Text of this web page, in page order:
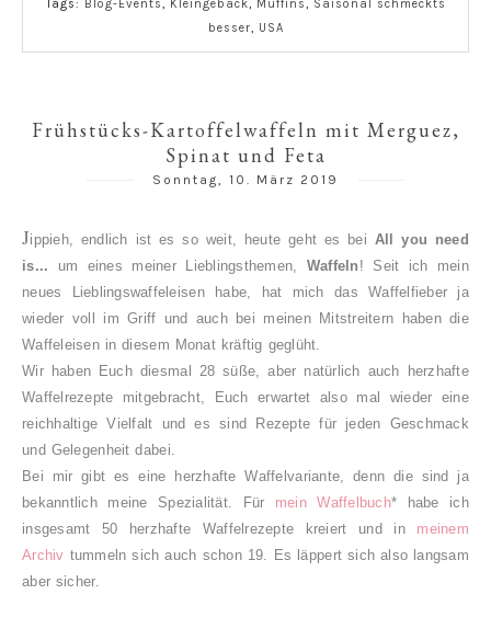
Tags: Blog-Events, Kleingebäck, Muffins, Saisonal schmeckts
besser, USA
Frühstücks-Kartoffelwaffeln mit Merguez,
Spinat und Feta
Sonntag, 10. März 2019
Jippieh, endlich ist es so weit, heute geht es bei All you need
is... um eines meiner Lieblingsthemen, Waffeln ! Seit ich mein
neues Lieblingswaffeleisen habe, hat mich das Waffelfieber ja
wieder voll im Griff und auch bei meinen Mitstreitern haben die
Waffeleisen in diesem Monat kräftig geglüht.
Wir haben Euch diesmal 28 süße, aber natürlich auch herzhafte
Waffelrezepte mitgebracht, Euch erwartet also mal wieder eine
reichhaltige Vielfalt und es sind Rezepte für jeden Geschmack
und Gelegenheit dabei.
Bei mir gibt es eine herzhafte Waffelvariante, denn die sind ja
bekanntlich meine Spezialität. Für mein Waffelbuch* habe ich
insgesamt 50 herzhafte Waffelrezepte kreiert und in meinem
Archiv tummeln sich auch schon 19. Es läppert sich also langsam
aber sicher.